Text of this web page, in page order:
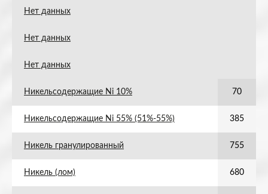
Нет данных
Нет данных
Нет данных
Никельсодержащие Ni 10% 70
Никельсодержащие Ni 55% (51%-55%) 385
Никель гранулированный 755
Никель (лом) 680